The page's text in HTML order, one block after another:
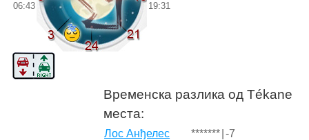
06:43 19:31
Временска разлика од Tékane
места:
Лос Анђелес ******* -7